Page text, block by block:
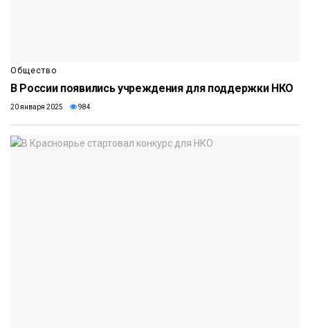
Общество
В России появились учреждения для поддержки НКО
20 января 2025 984